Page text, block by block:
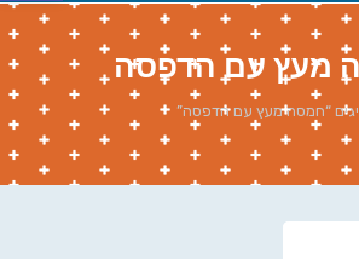
מעץ עם הדפסה
“חמסה מעץ עם הדפסה”